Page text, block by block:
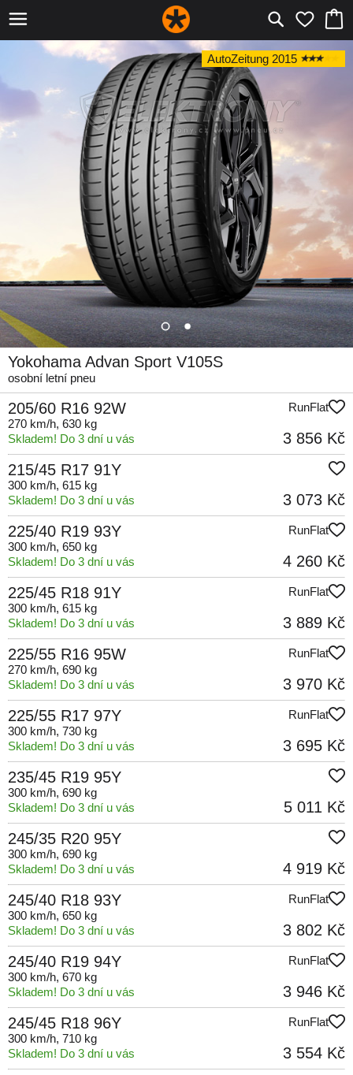
AutoZeitung 2015
Yokohama Advan Sport V105S
osobní letní pneu
205/60 R16 92W
RunFlat
270 km/h, 630 kg
Skladem! Do 3 dní u vás
3 856 Kč
215/45 R17 91Y
300 km/h, 615 kg
Skladem! Do 3 dní u vás
3 073 Kč
225/40 R19 93Y
RunFlat
300 km/h, 650 kg
Skladem! Do 3 dní u vás
4 260 Kč
225/45 R18 91Y
RunFlat
300 km/h, 615 kg
Skladem! Do 3 dní u vás
3 889 Kč
225/55 R16 95W
RunFlat
270 km/h, 690 kg
Skladem! Do 3 dní u vás
3 970 Kč
225/55 R17 97Y
RunFlat
300 km/h, 730 kg
Skladem! Do 3 dní u vás
3 695 Kč
235/45 R19 95Y
300 km/h, 690 kg
Skladem! Do 3 dní u vás
5 011 Kč
245/35 R20 95Y
300 km/h, 690 kg
Skladem! Do 3 dní u vás
4 919 Kč
245/40 R18 93Y
RunFlat
300 km/h, 650 kg
Skladem! Do 3 dní u vás
3 802 Kč
245/40 R19 94Y
RunFlat
300 km/h, 670 kg
Skladem! Do 3 dní u vás
3 946 Kč
245/45 R18 96Y
RunFlat
300 km/h, 710 kg
Skladem! Do 3 dní u vás
3 554 Kč